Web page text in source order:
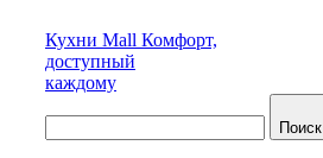
Кухни Mall Комфорт,
доступный
каждому
Поиск